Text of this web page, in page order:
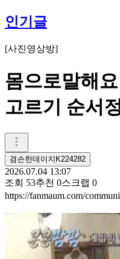
인기글
[사진영상방]
몸으로말해
고르기 순서
겸손한데이지K224282
2026.07.04 13:07
조회 53추천 0스크랩 0
https://fanmaum.com/